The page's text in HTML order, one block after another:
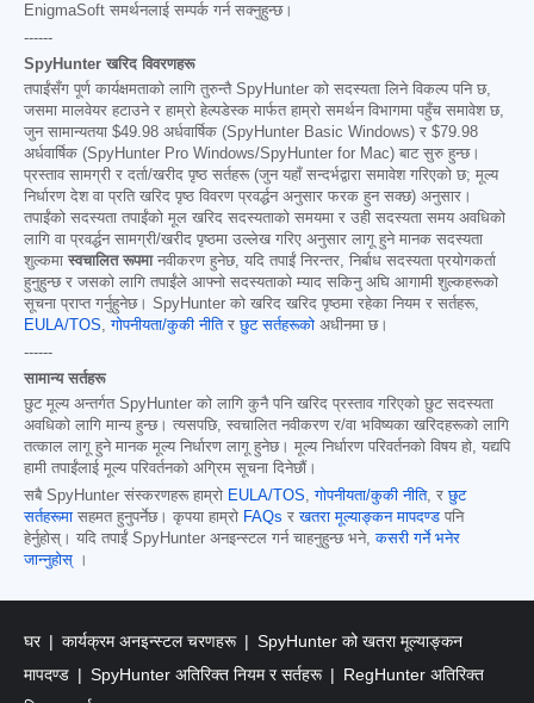
EnigmaSoft समर्थनलाई सम्पर्क गर्न सक्नुहुन्छ।
------
SpyHunter खरिद विवरणहरू
तपाईंसँग पूर्ण कार्यक्षमताको लागि तुरुन्तै SpyHunter को सदस्यता लिने विकल्प पनि छ,
जसमा मालवेयर हटाउने र हाम्रो हेल्पडेस्क मार्फत हाम्रो समर्थन विभागमा पहुँच समावेश छ,
जुन सामान्यतया $49.98 अर्धवार्षिक (SpyHunter Basic Windows) र $79.98
अर्धवार्षिक (SpyHunter Pro Windows/SpyHunter for Mac) बाट सुरु हुन्छ।
प्रस्ताव सामग्री र दर्ता/खरीद पृष्ठ सर्तहरू (जुन यहाँ सन्दर्भद्वारा समावेश गरिएको छ; मूल्य
निर्धारण देश वा प्रति खरिद पृष्ठ विवरण प्रवर्द्धन अनुसार फरक हुन सक्छ) अनुसार।
तपाईंको सदस्यता तपाईंको मूल खरिद सदस्यताको समयमा र उही सदस्यता समय अवधिको
लागि वा प्रवर्द्धन सामग्री/खरीद पृष्ठमा उल्लेख गरिए अनुसार लागू हुने मानक सदस्यता
शुल्कमा स्वचालित रूपमानवीकरण हुनेछ, यदि तपाईं निरन्तर, निर्बाध सदस्यता प्रयोगकर्ता
हुनुहुन्छ र जसको लागि तपाईंले आफ्नो सदस्यताको म्याद सकिनु अघि आगामी शुल्कहरूको
सूचना प्राप्त गर्नुहुनेछ। SpyHunter को खरिद खरिद पृष्ठमा रहेका नियम र सर्तहरू,
EULA/TOS,गोपनीयता/कुकी नीतिरछुट सर्तहरूको अधीनमा छ।
------
सामान्य सर्तहरू
छुट मूल्य अन्तर्गत SpyHunter को लागि कुनै पनि खरिद प्रस्ताव गरिएको छुट सदस्यता
अवधिको लागि मान्य हुन्छ। त्यसपछि, स्वचालित नवीकरण र/वा भविष्यका खरिदहरूको लागि
तत्काल लागू हुने मानक मूल्य निर्धारण लागू हुनेछ। मूल्य निर्धारण परिवर्तनको विषय हो, यद्यपि
हामी तपाईंलाई मूल्य परिवर्तनको अग्रिम सूचना दिनेछौं।
सबै SpyHunter संस्करणहरू हाम्रो EULA/TOS,गोपनीयता/कुकी नीति, रछुट
सर्तहरूमा सहमत हुनुपर्नेछ। कृपया हाम्रो FAQs रखतरा मूल्याङ्कन मापदण्ड पनि
हेर्नुहोस्। यदि तपाईं SpyHunter अनइन्स्टल गर्न चाहनुहुन्छ भने,कसरी गर्ने भनेर
जान्नुहोस् ।
घर कार्यक्रम अनइन्स्टल चरणहरू
SpyHunter को खतरा मूल्याङ्कन
मापदण्ड
SpyHunter अतिरिक्त नियम र सर्तहरू
RegHunter अतिरिक्त